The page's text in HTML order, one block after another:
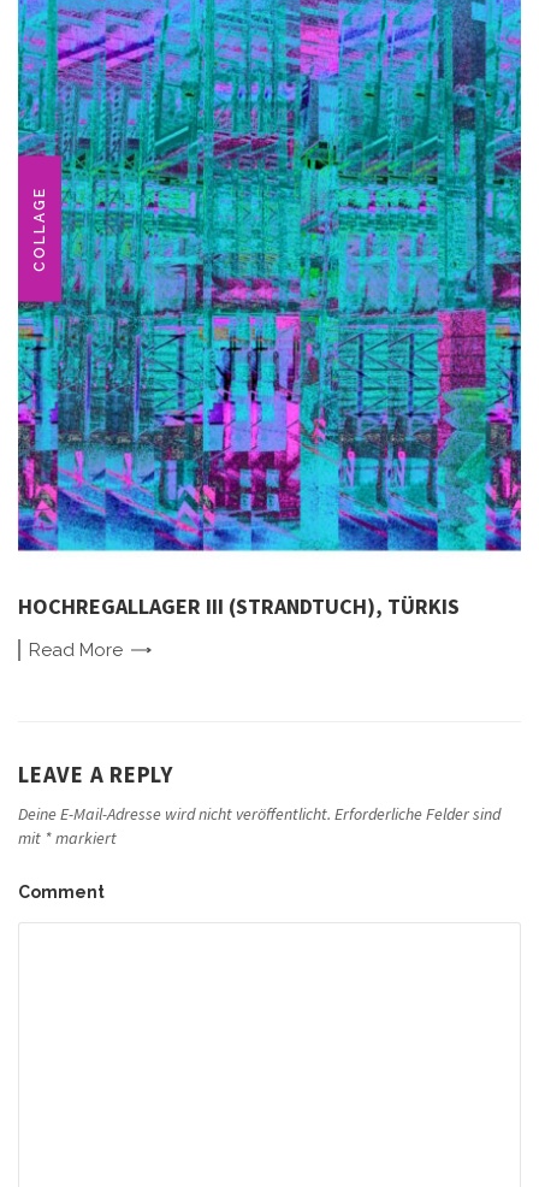
COLLAGE
HOCHREGALLAGER III (STRANDTUCH), TÜRKIS
Read More
LEAVE A REPLY
Deine E-Mail-Adresse wird nicht veröffentlicht. Erforderliche Felder sind
mit *markiert
Comment